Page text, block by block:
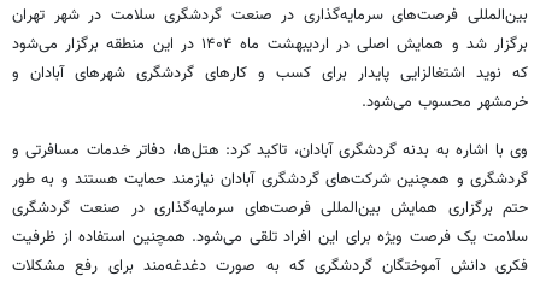
بین‌المللی فرصت‌های سرمایه‌گذاری در صنعت گردشگری سلامت در شهر تهران
برگزار شد و همایش اصلی در اردیبهشت ماه ۱۴۰۴ در این منطقه برگزار می‌شود
که نوید اشتغالزایی پایدار برای کسب و کارهای گردشگری شهرهای آبادان و
خرمشهر محسوب می‌شود.
وی با اشاره به بدنه گردشگری آبادان، تاکید کرد: هتل‌ها، دفاتر خدمات مسافرتی و
گردشگری و همچنین شرکت‌های گردشگری آبادان نیازمند حمایت هستند و به طور
حتم برگزاری همایش بین‌المللی فرصت‌های سرمایه‌گذاری در صنعت گردشگری
سلامت یک فرصت ویژه برای این افراد تلقی می‌شود. همچنین استفاده از ظرفیت
فکری دانش آموختگان گردشگری که به صورت دغدغه‌مند برای رفع مشکلات